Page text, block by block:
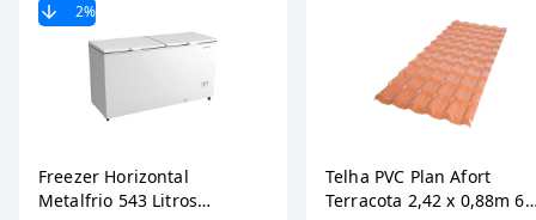
2%
Freezer Horizontal
Metalfrio 543 Litros
Telha PVC Plan Afort
Terracota 2,42 x 0,88m 6